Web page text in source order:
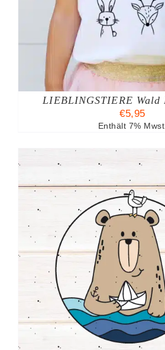
LIEBLINGSTIERE
€5,95
Enthält 7% Mwst.